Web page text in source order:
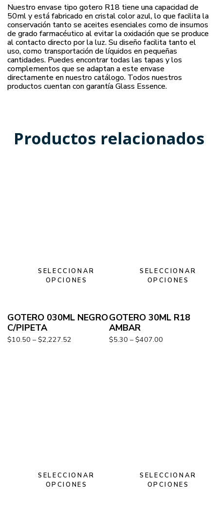
Nuestro envase tipo gotero R18 tiene una capacidad de
50ml y está fabricado en cristal color azul, lo que facilita la
conservación tanto se aceites esenciales como de insumos
de grado farmacéutico al evitar la oxidación que se produce
al contacto directo por la luz. Su diseño facilita tanto el
uso, como transportación de líquidos en pequeñas
cantidades. Puedes encontrar todas las tapas y los
complementos que se adaptan a este envase
directamente en nuestro catálogo. Todos nuestros
productos cuentan con garantía Glass Essence.
Productos relacionados
SELECCIONAR
OPCIONES
GOTERO 030ML NEGRO
C/PIPETA
$10.50 – $2,227.52
SELECCIONAR
OPCIONES
GOTERO 30ML R18
AMBAR
$5.30 – $407.00
SELECCIONAR
OPCIONES
SELECCIONAR
OPCIONES